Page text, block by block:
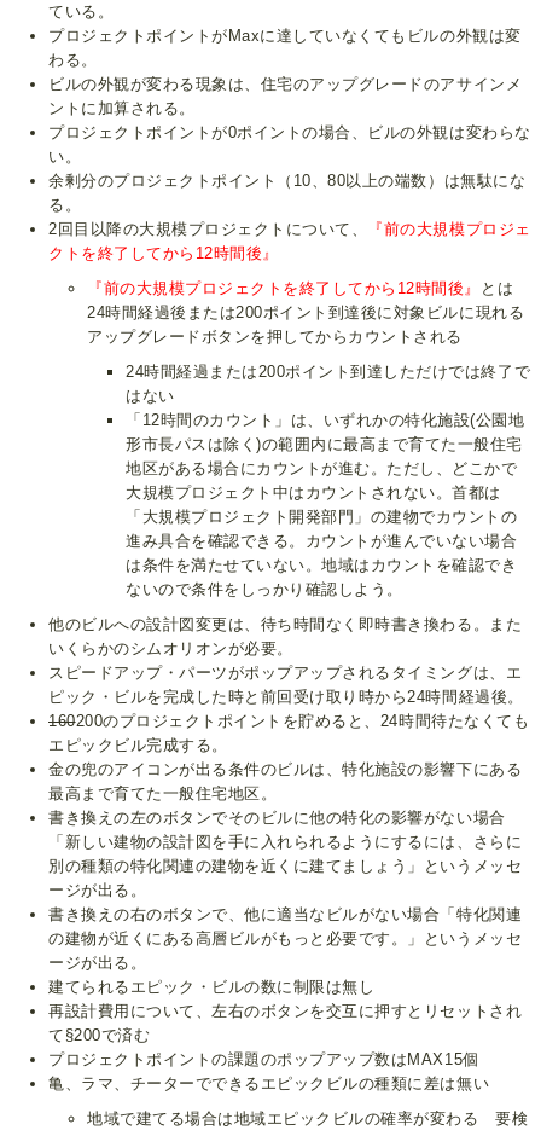
ている。
プロジェクトポイントがMaxに達していなくてもビルの外観は変
わる。
ビルの外観が変わる現象は、住宅のアップグレードのアサインメ
ントに加算される。
プロジェクトポイントが0ポイントの場合、ビルの外観は変わらな
い。
余剰分のプロジェクトポイント（10、80以上の端数）は無駄にな
る。
2回目以降の大規模プロジェクトについて、
『前の大規模プロジェ
クトを終了してから12時間後』
『前の大規模プロジェクトを終了してから12時間後』
とは
24時間経過後または200ポイント到達後に対象ビルに現れる
アップグレードボタンを押してからカウントされる
24時間経過または200ポイント到達しただけでは終了で
はない
「12時間のカウント」は、いずれかの特化施設(公園地
形市長パスは除く)の範囲内に最高まで育てた一般住宅
地区がある場合にカウントが進む。ただし、どこかで
大規模プロジェクト中はカウントされない。首都は
「大規模プロジェクト開発部門」の建物でカウントの
進み具合を確認できる。カウントが進んでいない場合
は条件を満たせていない。地域はカウントを確認でき
ないので条件をしっかり確認しよう。
他のビルへの設計図変更は、待ち時間なく即時書き換わる。また
いくらかのシムオリオンが必要。
スピードアップ・パーツがポップアップされるタイミングは、エ
ピック・ビルを完成した時と前回受け取り時から24時間経過後。
160200のプロジェクトポイントを貯めると、24時間待たなくても
エピックビル完成する。
金の兜のアイコンが出る条件のビルは、特化施設の影響下にある
最高まで育てた一般住宅地区。
書き換えの左のボタンでそのビルに他の特化の影響がない場合
「新しい建物の設計図を手に入れられるようにするには、さらに
別の種類の特化関連の建物を近くに建てましょう」というメッセ
ージが出る。
書き換えの右のボタンで、他に適当なビルがない場合「特化関連
の建物が近くにある高層ビルがもっと必要です。」というメッセ
ージが出る。
建てられるエピック・ビルの数に制限は無し
再設計費用について、左右のボタンを交互に押すとリセットされ
て§200で済む
プロジェクトポイントの課題のポップアップ数はMAX15個
亀、ラマ、チーターでできるエピックビルの種類に差は無い
地域で建てる場合は地域エピックビルの確率が変わる 要検